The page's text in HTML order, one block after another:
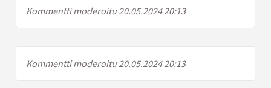
Kommentti moderoitu 20.05.2024 20:13
Kommentti moderoitu 20.05.2024 20:13